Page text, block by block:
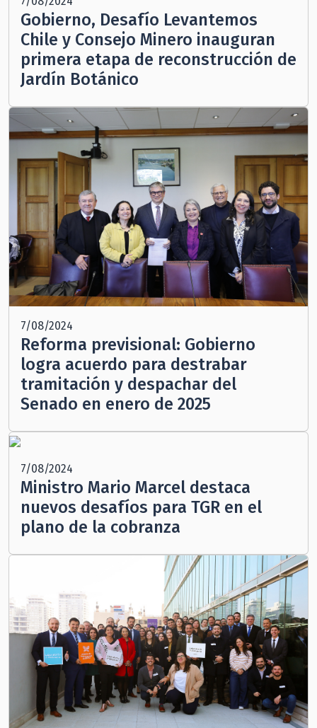
Gobierno, Desafío Levantemos
Chile y Consejo Minero inauguran
primera etapa de reconstrucción de
Jardín Botánico
7/08/2024
Reforma previsional: Gobierno
logra acuerdo para destrabar
tramitación y despachar del
Senado en enero de 2025
7/08/2024
Ministro Mario Marcel destaca
nuevos desafíos para TGR en el
plano de la cobranza